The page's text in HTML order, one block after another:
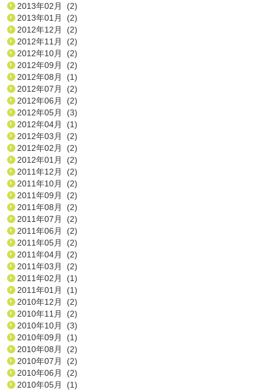
2013年02月 (2)
2013年01月 (2)
2012年12月 (2)
2012年11月 (2)
2012年10月 (2)
2012年09月 (2)
2012年08月 (1)
2012年07月 (2)
2012年06月 (2)
2012年05月 (3)
2012年04月 (1)
2012年03月 (2)
2012年02月 (2)
2012年01月 (2)
2011年12月 (2)
2011年10月 (2)
2011年09月 (2)
2011年08月 (2)
2011年07月 (2)
2011年06月 (2)
2011年05月 (2)
2011年04月 (2)
2011年03月 (2)
2011年02月 (1)
2011年01月 (1)
2010年12月 (2)
2010年11月 (2)
2010年10月 (3)
2010年09月 (1)
2010年08月 (2)
2010年07月 (2)
2010年06月 (2)
2010年05月 (1)